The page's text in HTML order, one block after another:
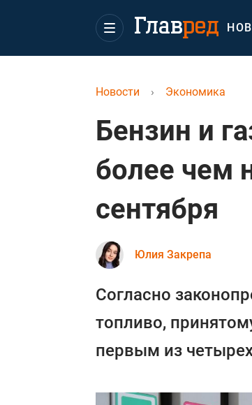
Новости › Экономика
Бензин и
более чем
сентября
Юлия Закрепа
Согласно
топливо,
первым из